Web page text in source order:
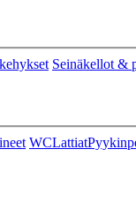
Seinäkellot &
WCLattiat